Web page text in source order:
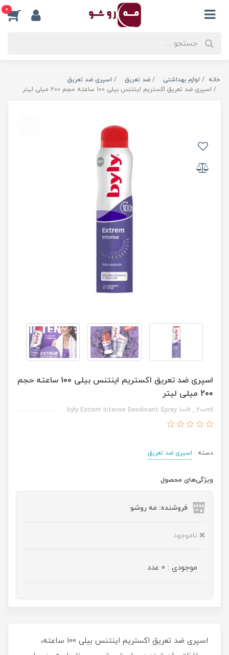
0
خانه لوازم بهداشتی ضد تعریق
اسپری ضد تعریق
اسپری ضد تعریق اکستریم اینتنس بیلی 100 ساعته حجم 200 میلی لیتر
اسپری ضد تعریق اکستریم اینتنس بیلی 100 ساعته حجم
200 میلی لیتر
byly Extrem Intense Deodorant Spray 100h , 200ml
دسته : اسپری ضد تعریق
ویژگی‌های محصول
فروشنده: مه رو‌شو
ناموجود
موجودی : 0 عدد
اسپری ضد تعریق اکستریم اینتنس بیلی 100 ساعته،